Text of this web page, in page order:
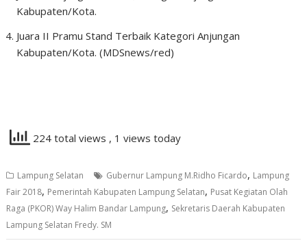
Kabupaten/Kota.
Juara II Pramu Stand Terbaik Kategori Anjungan
Kabupaten/Kota. (MDSnews/red)
224 total views , 1 views today
Lampung Selatan Gubernur Lampung M.Ridho Ficardo, Lampung
Fair 2018, Pemerintah Kabupaten Lampung Selatan, Pusat Kegiatan Olah
Raga (PKOR) Way Halim Bandar Lampung, Sekretaris Daerah Kabupaten
Lampung Selatan Fredy. SM